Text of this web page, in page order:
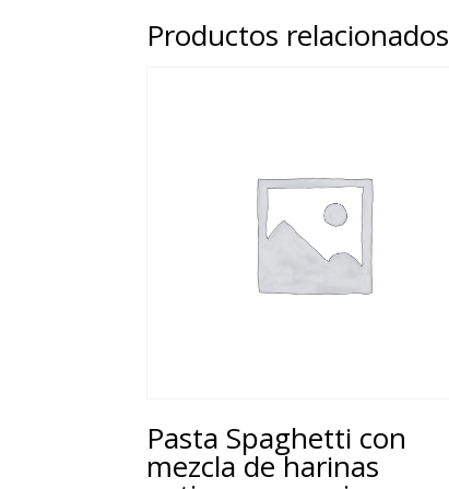
Productos relacionados
Pasta Spaghetti con
mezcla de harinas